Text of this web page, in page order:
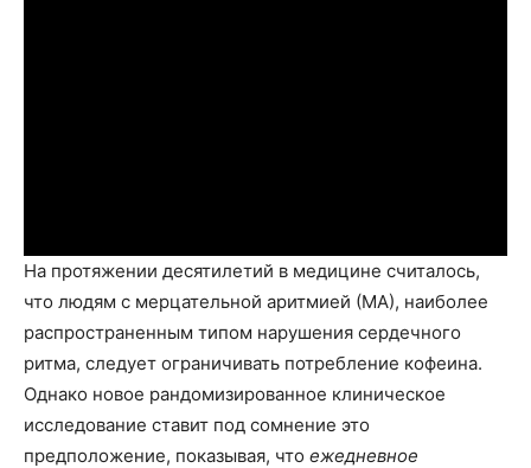
На протяжении десятилетий в медицине считалось,
что людям с мерцательной аритмией (МА), наиболее
распространенным типом нарушения сердечного
ритма, следует ограничивать потребление кофеина.
Однако новое рандомизированное клиническое
исследование ставит под сомнение это
предположение, показывая, что ежедневное